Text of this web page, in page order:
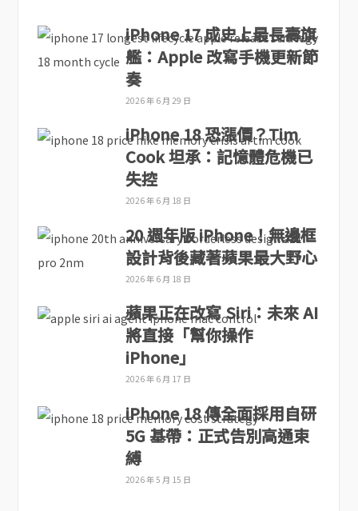
iPhone 17 成史上最長壽旗
艦：Apple 改寫手機更新節
奏
2026 年 6 月 29 日
iPhone 18 恐漲價？Tim
Cook 坦承：記憶體危機已
失控
2026 年 6 月 18 日
20 週年版 iPhone！無邊框
設計背後藏著蘋果最大野心
2026 年 6 月 18 日
蘋果正在改寫 Siri：未來 AI
將直接「幫你操作
iPhone」
2026 年 6 月 17 日
iPhone 18 傳全面採用自研
5G 基帶：正式告別高通束
縛
2026 年 5 月 15 日